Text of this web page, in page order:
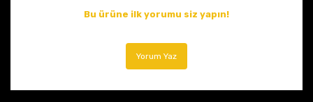
Bu ürüne ilk yorumu siz yapın!
Yorum Yaz